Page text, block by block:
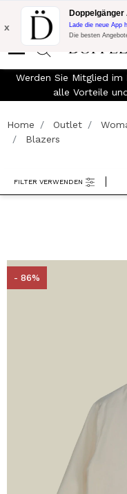
Blitzangebot:
10%
x
Doppelgänger
Lade die neue App
Die besten
Werden Sie Mitglied im
alle Vorteile
Home Outlet
Blazers
FILTER VERWENDEN
- 86%